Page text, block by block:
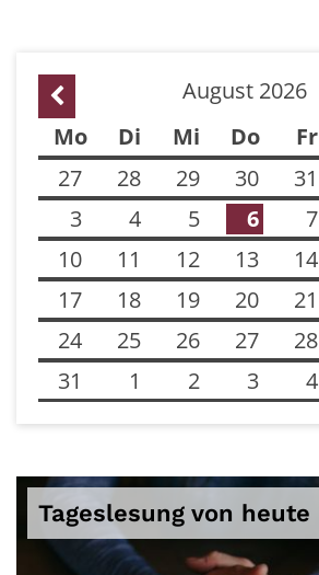
Vorherige SeiteAugust 2026
Mo
Di Mi Do Fr
27
28 29 30 31
3
4 5 6 7
10
11 12 13 14
17
18 19 20 21
24
25 26 27 28
31
1 2 3 4
Tageslesung von heute